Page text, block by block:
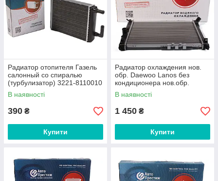
Радиатор отопителя Газель
салонный со спиралью
(турбулизатор) 3221-8110010
(алюминий) Авто Престиж
В наявності
390 ₴
Купити
Радиатор охлаждения нов.
обр. Daewoo Lanos без
кондиционера нов.обр.
(алюминий) 96351263 Авто
Престиж
В наявності
1 450 ₴
Купити